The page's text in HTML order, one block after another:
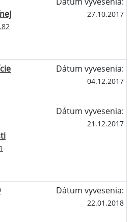
27.10.2017
Dátum vyvesenia:
04.12.2017
Dátum vyvesenia:
21.12.2017
Dátum vyvesenia:
22.01.2018